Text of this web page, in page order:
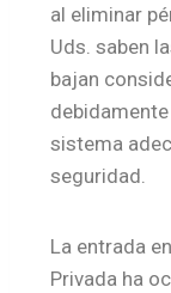
al eliminar
Uds. saben
bajan
sistema
seguridad.
La entrada
Privada ha